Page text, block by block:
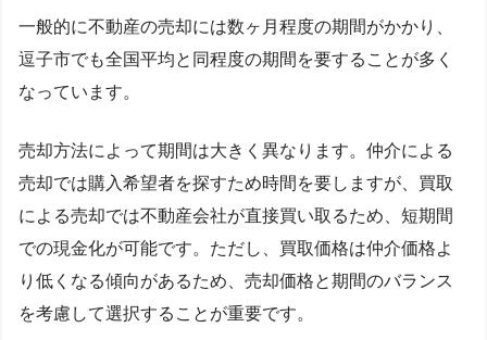
一般的に不動産の売却には数ヶ月程度の期間がかかり、
逗子市でも全国平均と同程度の期間を要することが多く
なっています。
売却方法によって期間は大きく異なります。仲介による
売却では購入希望者を探すため時間を要しますが、買取
による売却では不動産会社が直接買い取るため、短期間
での現金化が可能です。ただし、買取価格は仲介価格よ
り低くなる傾向があるため、売却価格と期間のバランス
を考慮して選択することが重要です。